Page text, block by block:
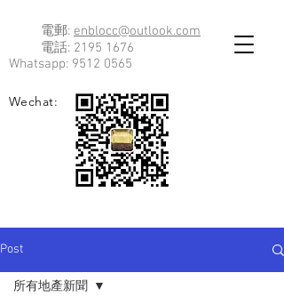
電郵: enblocc@outlook.com
電話: 2195 1676
Whatsapp: 9512 0565
Wechat:
Post
所有地產新聞